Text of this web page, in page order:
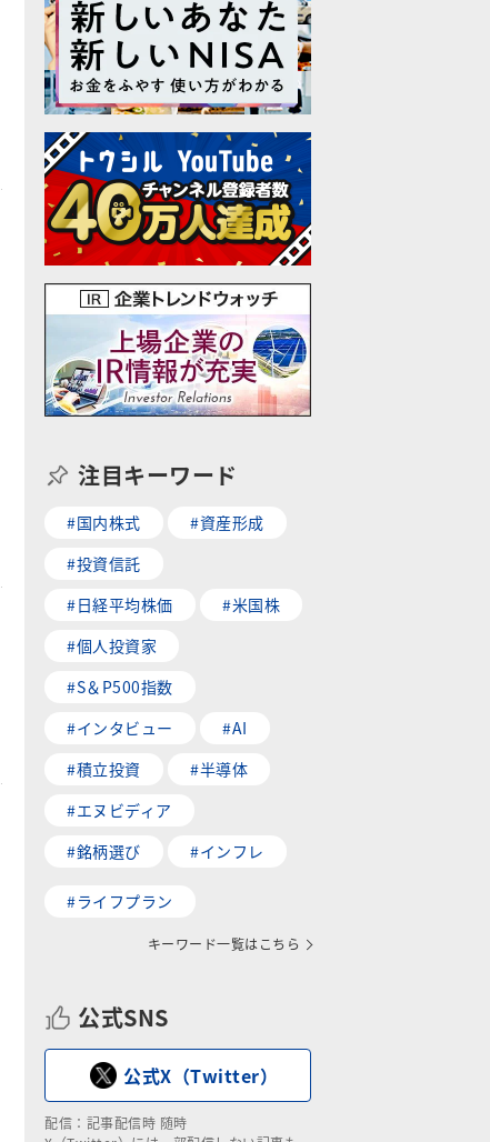
注目キーワード
#国内株式
#資産形成
#投資信託
#日経平均株価
#米国株
#個人投資家
#S＆P500指数
#インタビュー
#AI
#積立投資
#半導体
#エヌビディア
#銘柄選び
#インフレ
#ライフプラン
キーワード一覧はこちら
公式SNS
公式X（Twitter）
配信：記事配信時 随時